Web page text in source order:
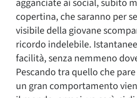
agganciate ai social, subito
copertina, che saranno per
visibile della giovane
ricordo indelebile.
facilità, senza nemmeno
Pescando tra quello che
un gran comportamento